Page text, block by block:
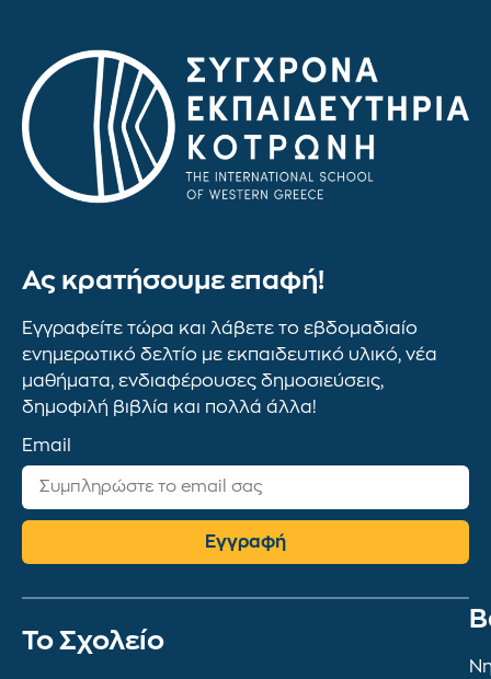
Ας κρατήσουμε επαφή!
Εγγραφείτε τώρα και λάβετε το εβδομαδιαίο
ενημερωτικό δελτίο με εκπαιδευτικό υλικό, νέα
μαθήματα, ενδιαφέρουσες δημοσιεύσεις,
δημοφιλή βιβλία και πολλά άλλα!
Email
Εγγραφή
To Σχολείο